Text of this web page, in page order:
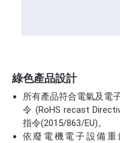
綠色產品設計
所有產品符合電氣及電
令 (RoHS recast
指令(2015/863/EU)。
依廢電機電子設備重